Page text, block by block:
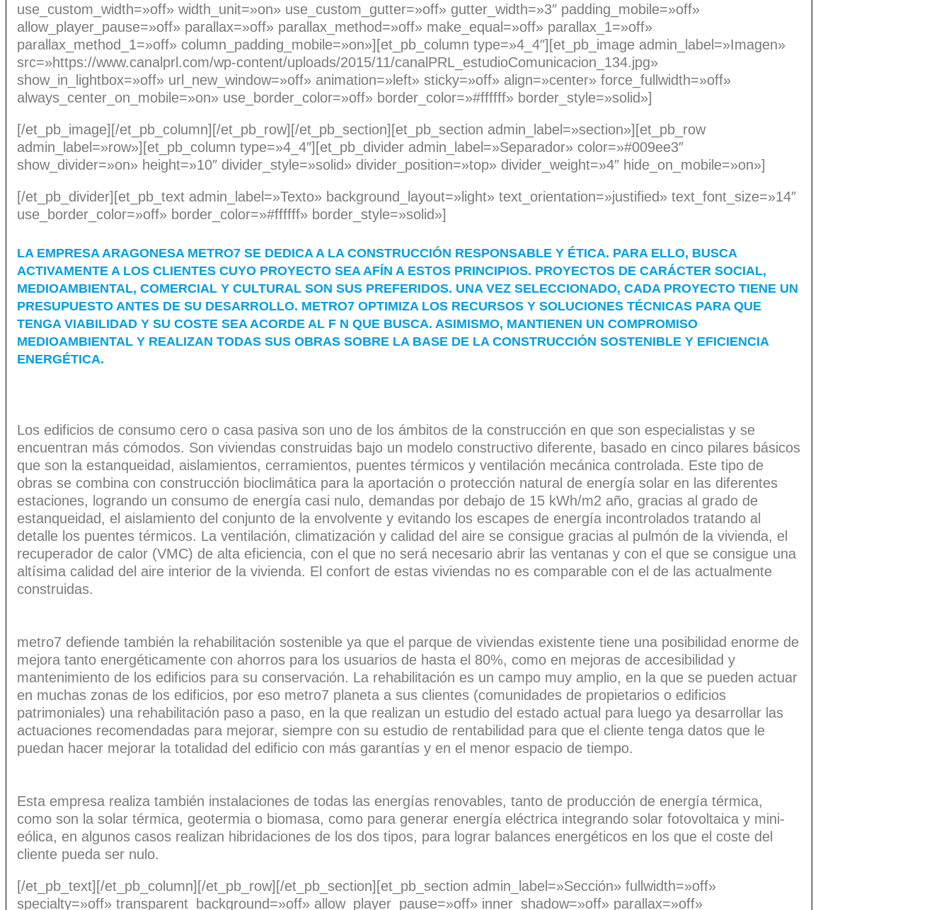
use_custom_width=»off» width_unit=»on» use_custom_gutter=»off» gutter_width=»3″ padding_mobile=»off»
allow_player_pause=»off» parallax=»off» parallax_method=»off» make_equal=»off» parallax_1=»off»
parallax_method_1=»off» column_padding_mobile=»on»][et_pb_column type=»4_4″][et_pb_image admin_label=»Imagen»
src=»https://www.canalprl.com/wp-content/uploads/2015/11/canalPRL_estudioComunicacion_134.jpg»
show_in_lightbox=»off» url_new_window=»off» animation=»left» sticky=»off» align=»center» force_fullwidth=»off»
always_center_on_mobile=»on» use_border_color=»off» border_color=»#ffffff» border_style=»solid»]
[/et_pb_image][/et_pb_column][/et_pb_row][/et_pb_section][et_pb_section admin_label=»section»][et_pb_row
admin_label=»row»][et_pb_column type=»4_4″][et_pb_divider admin_label=»Separador» color=»#009ee3″
show_divider=»on» height=»10″ divider_style=»solid» divider_position=»top» divider_weight=»4″ hide_on_mobile=»on»]
[/et_pb_divider][et_pb_text admin_label=»Texto» background_layout=»light» text_orientation=»justified» text_font_size=»14″
use_border_color=»off» border_color=»#ffffff» border_style=»solid»]
LA EMPRESA ARAGONESA METRO7 SE DEDICA A LA CONSTRUCCIÓN RESPONSABLE Y ÉTICA. PARA ELLO, BUSCA
ACTIVAMENTE A LOS CLIENTES CUYO PROYECTO SEA AFÍN A ESTOS PRINCIPIOS. PROYECTOS DE CARÁCTER SOCIAL,
MEDIOAMBIENTAL, COMERCIAL Y CULTURAL SON SUS PREFERIDOS. UNA VEZ SELECCIONADO, CADA PROYECTO TIENE UN
PRESUPUESTO ANTES DE SU DESARROLLO. METRO7 OPTIMIZA LOS RECURSOS Y SOLUCIONES TÉCNICAS PARA QUE
TENGA VIABILIDAD Y SU COSTE SEA ACORDE AL F N QUE BUSCA. ASIMISMO, MANTIENEN UN COMPROMISO
MEDIOAMBIENTAL Y REALIZAN TODAS SUS OBRAS SOBRE LA BASE DE LA CONSTRUCCIÓN SOSTENIBLE Y EFICIENCIA
ENERGÉTICA.
Los edificios de consumo cero o casa pasiva son uno de los ámbitos de la construcción en que son especialistas y se
encuentran más cómodos. Son viviendas construidas bajo un modelo constructivo diferente, basado en cinco pilares básicos
que son la estanqueidad, aislamientos, cerramientos, puentes térmicos y ventilación mecánica controlada. Este tipo de
obras se combina con construcción bioclimática para la aportación o protección natural de energía solar en las diferentes
estaciones, logrando un consumo de energía casi nulo, demandas por debajo de 15 kWh/m2 año, gracias al grado de
estanqueidad, el aislamiento del conjunto de la envolvente y evitando los escapes de energía incontrolados tratando al
detalle los puentes térmicos. La ventilación, climatización y calidad del aire se consigue gracias al pulmón de la vivienda, el
recuperador de calor (VMC) de alta eficiencia, con el que no será necesario abrir las ventanas y con el que se consigue una
altísima calidad del aire interior de la vivienda. El confort de estas viviendas no es comparable con el de las actualmente
construidas.
metro7 defiende también la rehabilitación sostenible ya que el parque de viviendas existente tiene una posibilidad enorme de
mejora tanto energéticamente con ahorros para los usuarios de hasta el 80%, como en mejoras de accesibilidad y
mantenimiento de los edificios para su conservación. La rehabilitación es un campo muy amplio, en la que se pueden actuar
en muchas zonas de los edificios, por eso metro7 planeta a sus clientes (comunidades de propietarios o edificios
patrimoniales) una rehabilitación paso a paso, en la que realizan un estudio del estado actual para luego ya desarrollar las
actuaciones recomendadas para mejorar, siempre con su estudio de rentabilidad para que el cliente tenga datos que le
puedan hacer mejorar la totalidad del edificio con más garantías y en el menor espacio de tiempo.
Esta empresa realiza también instalaciones de todas las energías renovables, tanto de producción de energía térmica,
como son la solar térmica, geotermia o biomasa, como para generar energía eléctrica integrando solar fotovoltaica y mini-
eólica, en algunos casos realizan hibridaciones de los dos tipos, para lograr balances energéticos en los que el coste del
cliente pueda ser nulo.
[/et_pb_text][/et_pb_column][/et_pb_row][/et_pb_section][et_pb_section admin_label=»Sección» fullwidth=»off»
specialty=»off» transparent_background=»off» allow_player_pause=»off» inner_shadow=»off» parallax=»off»